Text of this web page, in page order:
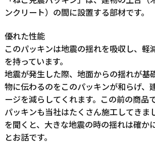
ンクリート）の間に設置する部材です。
優れた性能
このパッキンは地震の揺れを吸収し、軽
を持っています。
地震が発生した際、地面からの揺れが基
物に伝わるのをこのパッキンが和らげ、
ージを減らしてくれます。この前の商品
パッキンも当社はたくさん施工してきま
を聞くと、大きな地震の時の揺れは確か
とお話です。